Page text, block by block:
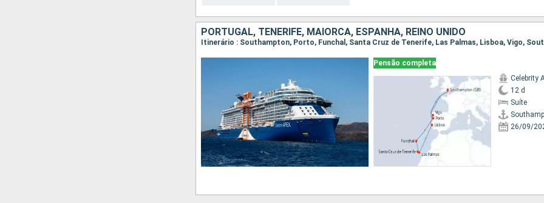
PORTUGAL, TENERIFE, MAIORCA, ESPANHA, REINO UNIDO
Itinerário : Southampton, Porto, Funchal, Santa Cruz de Tenerife, Las Palmas, Lisboa, Vigo,
Pensão completa
Celebrity
12 d
Suíte
26/09/